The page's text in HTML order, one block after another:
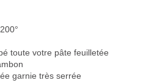
toute votre pâte feuilletée
garnie très serrée